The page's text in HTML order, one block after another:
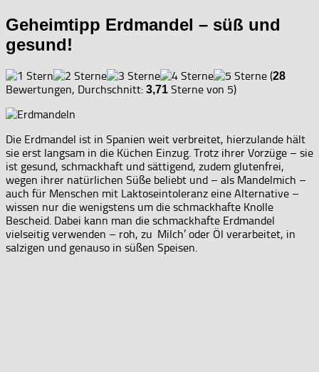
Geheimtipp Erdmandel – süß und
gesund!
(28
Bewertungen, Durchschnitt: 3,71 Sterne von 5)
Die Erdmandel ist in Spanien weit verbreitet, hierzulande hält
sie erst langsam in die Küchen Einzug. Trotz ihrer Vorzüge – sie
ist gesund, schmackhaft und sättigend, zudem glutenfrei,
wegen ihrer natürlichen Süße beliebt und – als Mandelmich –
auch für Menschen mit Laktoseintoleranz eine Alternative –
wissen nur die wenigstens um die schmackhafte Knolle
Bescheid. Dabei kann man die schmackhafte Erdmandel
vielseitig verwenden – roh, zu ‚Milch’ oder Öl verarbeitet, in
salzigen und genauso in süßen Speisen.